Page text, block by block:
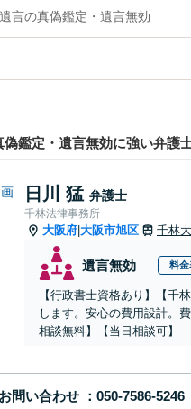
言の真偽鑑定・遺言無効
鑑定・遺言無効に強い弁護
日川 猛 弁護士
千林法律事務所
大阪府 大阪市旭区 千林
遺言無効 料金
【行政書士資格あり】【千
します。安心の費用設計。
相談無料】【当日相談可】
問い合わせ